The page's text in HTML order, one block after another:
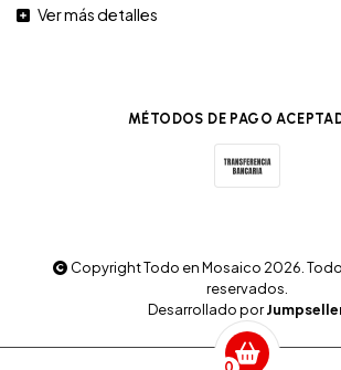
Ver más detalles
MÉTODOS DE PAGO
Copyright Todo en Mosaico 2026.
reservados.
Desarrollado por